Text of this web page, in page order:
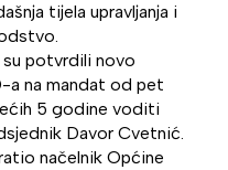
tijela upravljanja i
su potvrdili novo
a na mandat od pet
5 godine voditi
Davor Cvetnić.
načelnik Općine